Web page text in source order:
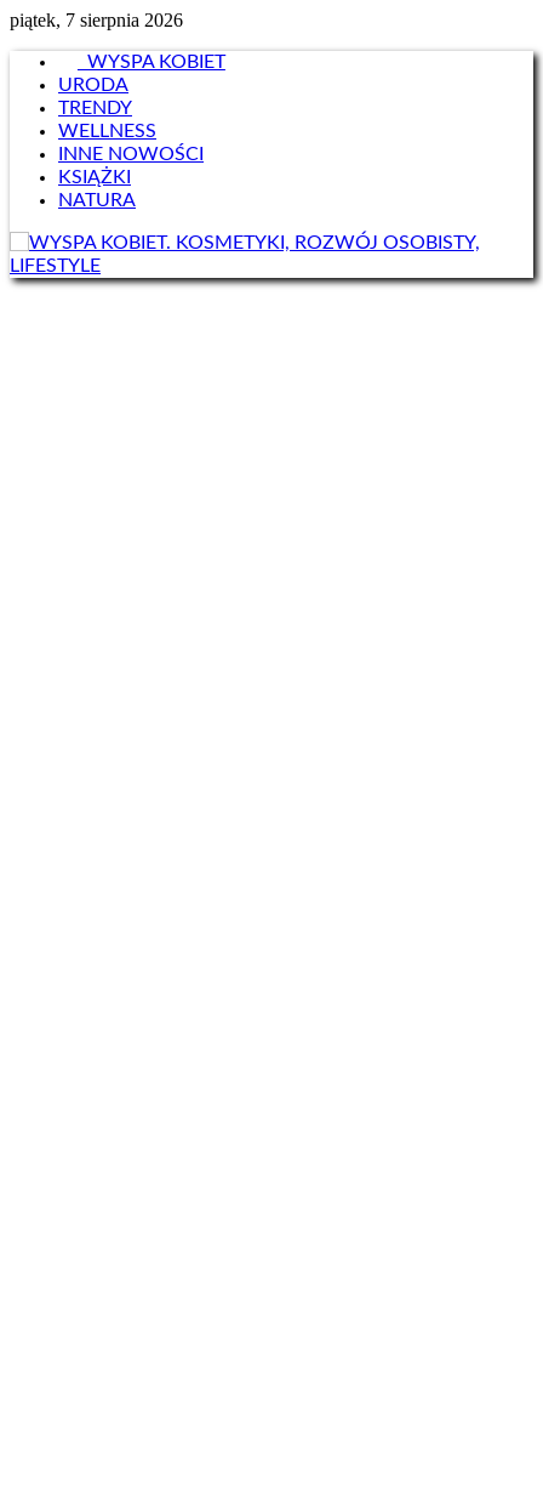
piątek, 7 sierpnia 2026
WYSPA KOBIET
URODA
TRENDY
WELLNESS
INNE NOWOŚCI
KSIĄŻKI
NATURA